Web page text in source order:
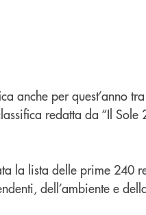
anche per quest’anno
redatta da “Il
la lista delle prime 240
dell’ambiente e